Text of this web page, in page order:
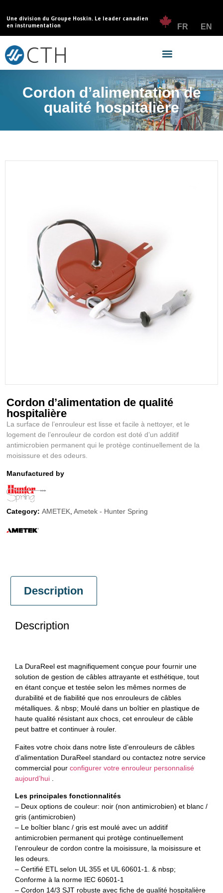
Une division du Groupe Hoskin. Le leader canadien
en instrumentation
FR EN
Cordon d’alimentation de
qualité hospitalière
Cordon d’alimentation de qualité
hospitalière
La surface de l’enrouleur est lisse et facile à nettoyer, et le
logement de l’enrouleur de cordon est doté d’un additif
antimicrobien permanent qui le protège continuellement de la
moisissure et des odeurs.
Manufactured by
Category: AMETEK,Ametek - Hunter Spring
Description
Description
La DuraReel est magnifiquement conçue pour fournir une
solution de gestion de câbles attrayante et esthétique, tout
en étant conçue et testée selon les mêmes normes de
durabilité et de fiabilité que nos enrouleurs de câbles
métalliques. & nbsp; Moulé dans un boîtier en plastique de
haute qualité résistant aux chocs, cet enrouleur de câble
peut battre et continuer à rouler.
Faites votre choix dans notre liste d’enrouleurs de câbles
d’alimentation DuraReel standard ou contactez notre service
commercial pour configurer votre enrouleur personnalisé
aujourd’hui
Les principales fonctionnalités
– Deux options de couleur: noir (non antimicrobien) et blanc /
gris (antimicrobien)
– Le boîtier blanc / gris est moulé avec un additif
antimicrobien permanent qui protège continuellement
l’enrouleur de cordon contre la moisissure, la moisissure et
les odeurs.
– Certifié ETL selon UL 355 et UL 60601-1. & nbsp;
Conforme à la norme IEC 60601-1
– Cordon 14/3 SJT robuste avec fiche de qualité hospitalière